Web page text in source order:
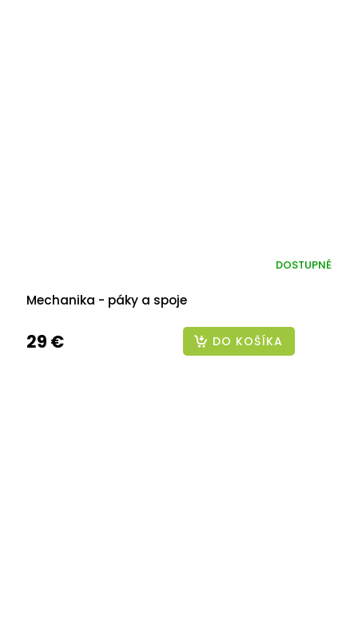
Mechanika - páky a spoje
DOSTUPNÉ
29 € DO KOŠÍKA